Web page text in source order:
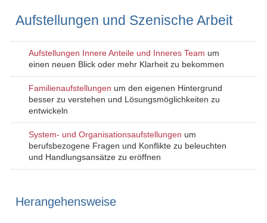
Aufstellungen und Szenische Arbeit
Aufstellungen Innere Anteile und Inneres Team um
einen neuen Blick oder mehr Klarheit zu bekommen
Familienaufstellungen um den eigenen Hintergrund
besser zu verstehen und Lösungsmöglichkeiten zu
entwickeln
System- und Organisationsaufstellungen um
berufsbezogene Fragen und Konflikte zu beleuchten
und Handlungsansätze zu eröffnen
Herangehensweise